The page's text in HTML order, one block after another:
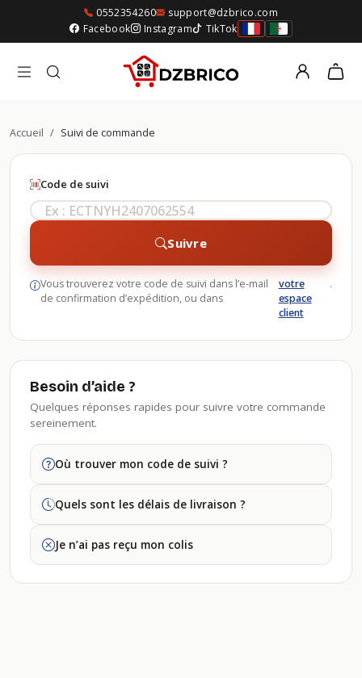
0552354260
support@dzbrico.com
Facebook
Instagram TikTok
Accueil / Suivi de commande
Code de suivi
Suivre
Vous trouverez votre code de suivi dans l’e-mail
de confirmation d’expédition, ou dans
votre
espace
client
.
Besoin d’aide ?
Quelques réponses rapides pour suivre votre commande
sereinement.
Où trouver mon code de suivi ?
Quels sont les délais de livraison ?
Je n’ai pas reçu mon colis